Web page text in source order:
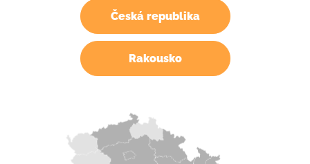
Česká republika
Rakousko